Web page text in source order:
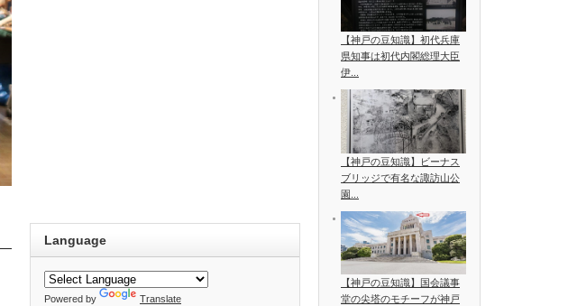
Language
Powered by Translate
【神戸の豆知識】初代兵庫
県知事は初代内閣総理大臣
伊...
【神戸の豆知識】ビーナス
ブリッジで有名な諏訪山公
園...
【神戸の豆知識】国会議事
堂の尖塔のモチーフが神戸